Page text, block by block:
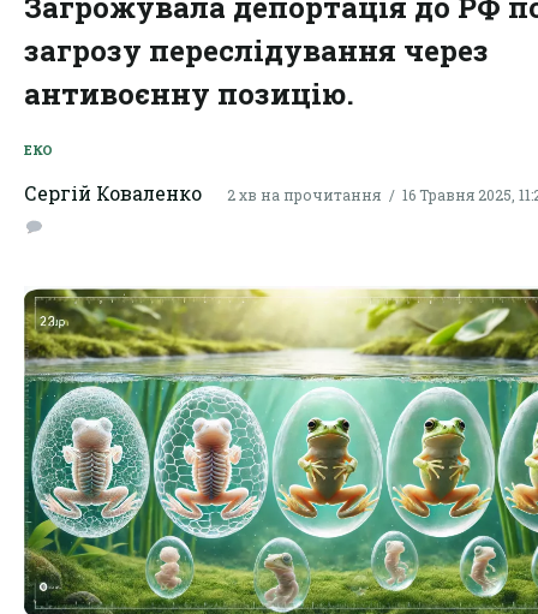
загрозу переслідування через
антивоєнну позицію.
ЕКО
Сергій Коваленко 2 хв на прочитання 16 Травня 2025,